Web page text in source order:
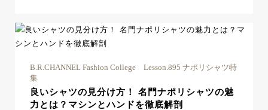
B.R.CHANNEL Fashion College Lesson.895 ナポリシャツ特
集
良いシャツの見分け方！ 名門ナポリシャツの魅
力とは？マシンとハンドを徹底解剖